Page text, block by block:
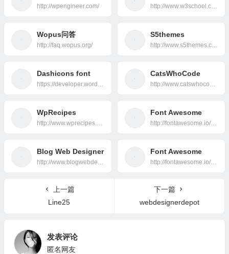
http://wpengineer.com/ http://www.w3school.com.cn/index.html
Wopus问答
http://faq.wopus.org/
S5themes
http://www.s5themes.com/
Dashicons font
https://developer.wordpress.org/resource/dashicons/#welcome-write-blog
CatsWhoCode
http://www.catswhocode.com/blog/
WpRecipes
http://www.wprecipes.com/
Font Awesome
http://fontawesome.io/icons/
Blog Web Designer
http://www.blogwebdesigner.com/
Font Awesome
http://fontawesome.io/icons/
上一篇
Line25
下一篇
webdesignerdepot
发表评论
匿名网友